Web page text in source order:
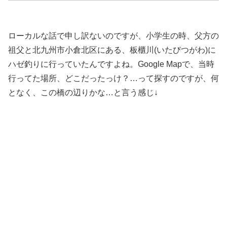
ローカルな話で申し訳ないのですが、小学生の時、父方の
祖父と北九州市小倉北区にある、板櫃川(いたびつがわ)に
ハゼ釣りに行っていたんですよね。Google Mapで、当時
行ってた場所、どこだったっけ？…って探すのですが、何
となく、この橋の辺りかな…と言う感じ↓